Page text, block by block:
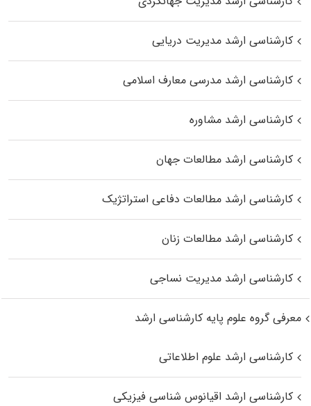
کارشناسی ارشد مدیریت دریایی
کارشناسی ارشد مدرسی معارف اسلامی
کارشناسی ارشد مشاوره
کارشناسی ارشد مطالعات جهان
کارشناسی ارشد مطالعات دفاعی استراتژیک
کارشناسی ارشد مطالعات زنان
کارشناسی ارشد مدیریت نساجی
معرفی گروه علوم پایه کارشناسی ارشد
کارشناسی ارشد علوم اطلاعاتی
کارشناسی ارشد اقیانوس‌ شناسی فیزیکی